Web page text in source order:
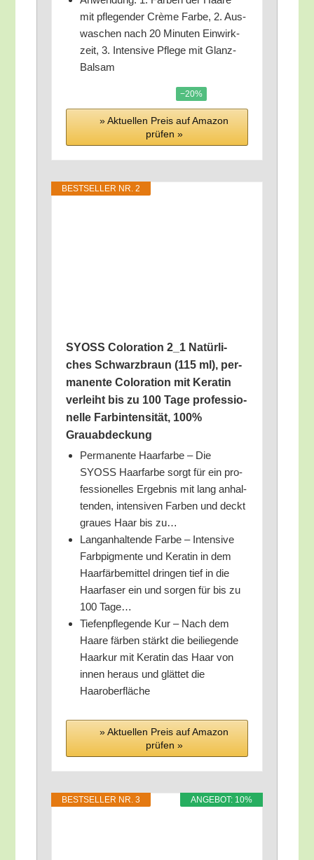
mit pfle­gen­der Crè­me Far­be, 2. Aus­
wa­schen nach 20 Minu­ten Ein­wirk­
zeit, 3. Inten­si­ve Pfle­ge mit Glanz-
Balsam
−20%
» Aktu­el­len Preis auf Ama­zon
prü­fen »
BEST­SEL­LER NR. 2
SYOSS Colo­ra­ti­on 2_​1 Natür­li­
ches Schwarz­braun (115 ml), per­
ma­nen­te Colo­ra­ti­on mit Kera­tin
ver­leiht bis zu 100 Tage pro­fes­sio­
nel­le Farb­in­ten­si­tät, 100%
Grauabdeckung
Per­ma­nen­te Haar­far­be – Die
SYOSS Haar­far­be sorgt für ein pro­
fes­sio­nel­les Ergeb­nis mit lang anhal­
ten­den, inten­si­ven Far­ben und deckt
grau­es Haar bis zu…
Lang­an­hal­ten­de Far­be – Inten­si­ve
Farb­pig­men­te und Kera­tin in dem
Haar­fär­be­mit­tel drin­gen tief in die
Haar­fa­ser ein und sor­gen für bis zu
100 Tage…
Tie­fen­pfle­gen­de Kur – Nach dem
Haa­re fär­ben stärkt die bei­lie­gen­de
Haar­kur mit Kera­tin das Haar von
innen her­aus und glät­tet die
Haaroberfläche
» Aktu­el­len Preis auf Ama­zon
prü­fen »
ANGE­BOT: 10%
BEST­SEL­LER NR. 3